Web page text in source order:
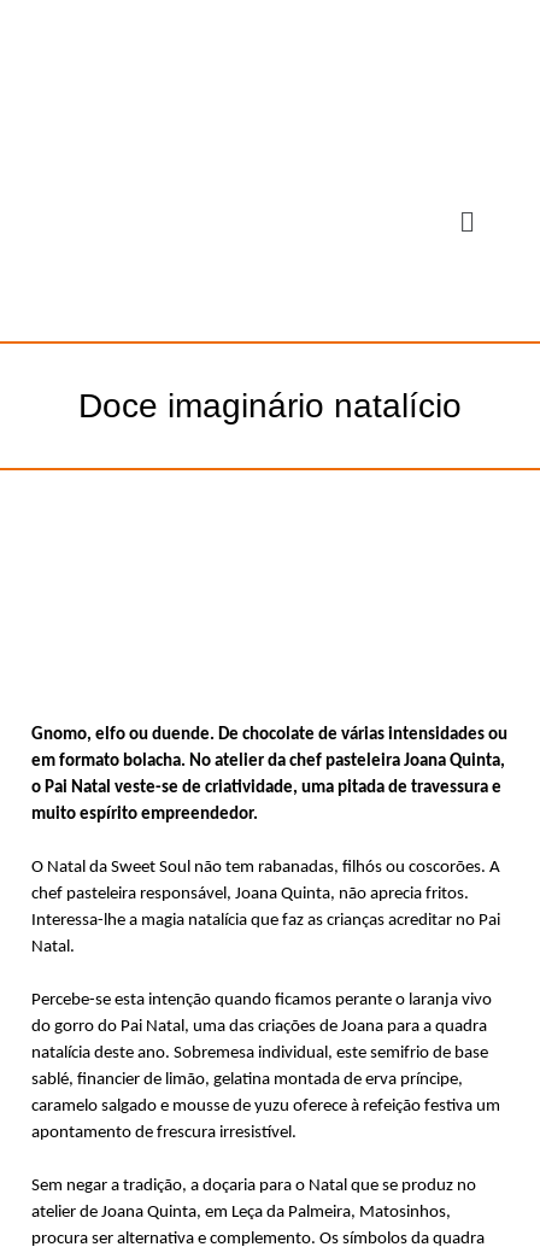
Doce imaginário natalício
Gnomo, elfo ou duende. De chocolate de várias intensidades ou
em formato bolacha. No atelier da chef pasteleira Joana Quinta,
o Pai Natal veste-se de criatividade, uma pitada de travessura e
muito espírito empreendedor.
O Natal da Sweet Soul não tem rabanadas, filhós ou coscorões. A
chef pasteleira responsável, Joana Quinta, não aprecia fritos.
Interessa-lhe a magia natalícia que faz as crianças acreditar no Pai
Natal.
Percebe-se esta intenção quando ficamos perante o laranja vivo
do gorro do Pai Natal, uma das criações de Joana para a quadra
natalícia deste ano. Sobremesa individual, este semifrio de base
sablé, financier de limão, gelatina montada de erva príncipe,
caramelo salgado e mousse de yuzu oferece à refeição festiva um
apontamento de frescura irresistível.
Sem negar a tradição, a doçaria para o Natal que se produz no
atelier de Joana Quinta, em Leça da Palmeira, Matosinhos,
procura ser alternativa e complemento. Os símbolos da quadra